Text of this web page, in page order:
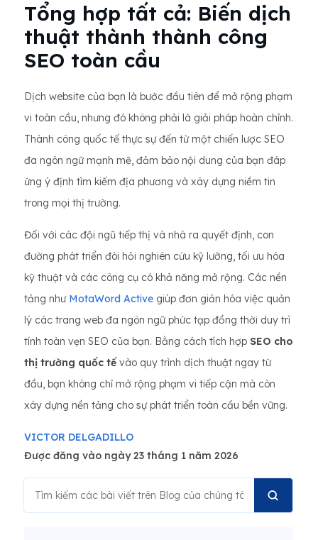
Tổng hợp tất cả: Biến dịch
thuật thành thành công
SEO toàn cầu
Dịch website của bạn là bước đầu tiên để mở rộng phạm
vi toàn cầu, nhưng đó không phải là giải pháp hoàn chỉnh.
Thành công quốc tế thực sự đến từ một chiến lược SEO
đa ngôn ngữ mạnh mẽ, đảm bảo nội dung của bạn đáp
ứng ý định tìm kiếm địa phương và xây dựng niềm tin
trong mọi thị trường.
Đối với các đội ngũ tiếp thị và nhà ra quyết định, con
đường phát triển đòi hỏi nghiên cứu kỹ lưỡng, tối ưu hóa
kỹ thuật và các công cụ có khả năng mở rộng. Các nền
tảng như MotaWord Active giúp đơn giản hóa việc quản
lý các trang web đa ngôn ngữ phức tạp đồng thời duy trì
tính toàn vẹn SEO của bạn. Bằng cách tích hợp SEO cho
thị trường quốc tế vào quy trình dịch thuật ngay từ
đầu, bạn không chỉ mở rộng phạm vi tiếp cận mà còn
xây dựng nền tảng cho sự phát triển toàn cầu bền vững.
VICTOR DELGADILLO
Được đăng vào ngày 23 tháng 1 năm 2026